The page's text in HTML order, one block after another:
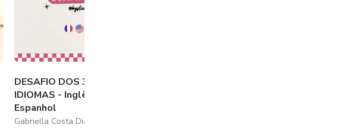
DESAFIO DOS 30 DIAS COM
IDIOMAS - Inglês, Francês e
Espanhol
Gabriella Costa Dias